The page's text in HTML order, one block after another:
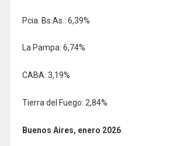
Pcia. Bs.As.: 6,39%
La Pampa: 6,74%
CABA: 3,19%
Tierra del Fuego: 2,84%
Buenos Aires, enero 2026